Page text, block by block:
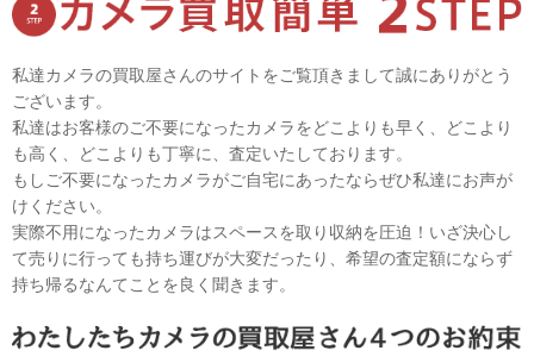
私達カメラの買取屋さんのサイトをご覧頂きまして誠にありがとう
ございます。
私達はお客様のご不要になったカメラをどこよりも早く、どこより
も高く、どこよりも丁寧に、査定いたしております。
もしご不要になったカメラがご自宅にあったならぜひ私達にお声が
けください。
実際不用になったカメラはスペースを取り収納を圧迫！いざ決心し
て売りに行っても持ち運びが大変だったり、希望の査定額にならず
持ち帰るなんてことを良く聞きます。